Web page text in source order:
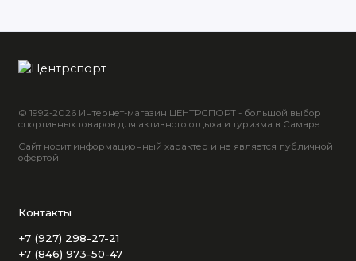
© 1992-2026 Интернет-магазин ЦЕНТРСПОРТ - большой выбор
спортивных товаров для активного отдыха и туризма в Самаре.
Сайт носит информационный характер и не является публичной
офертой
Контакты
+7 (927) 298-27-21
+7 (846) 973-50-47